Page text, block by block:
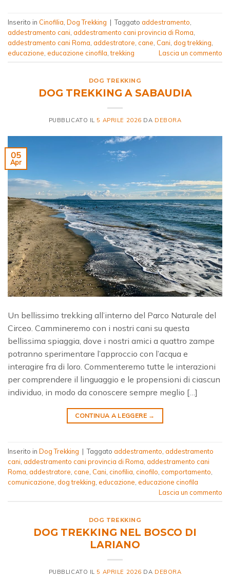
Inserito in Cinofilia Dog Trekking | Taggato addestramento
addestramento cani addestramento cani provincia di Roma
addestramento cani Roma addestratore cane Cani dog trekking
educazione educazione cinofila ,trekking Lascia un commento
DOG TREKKING
DOG TREKKING A SABAUDIA
PUBBLICATO IL 5 APRILE 2026 DA DEBORA
05
Apr
Un bellissimo trekking all’interno del Parco Naturale del
Circeo. Cammineremo con i nostri cani su questa
bellissima spiaggia, dove i nostri amici a quattro zampe
potranno sperimentare l’approccio con l’acqua e
interagire fra di loro. Commenteremo tutte le interazioni
per comprendere il linguaggio e le propensioni di ciascun
individuo, in modo da conoscere sempre meglio […]
CONTINUA A LEGGERE →
Inserito in Dog Trekking | Taggato addestramento addestramento
cani addestramento cani provincia di Roma addestramento cani
Roma addestratore cane Cani cinofilia cinofilo comportamento
comunicazione dog trekking educazione educazione cinofila
Lascia un commento
DOG TREKKING
DOG TREKKING NEL BOSCO DI
LARIANO
PUBBLICATO IL 5 APRILE 2026 DA DEBORA